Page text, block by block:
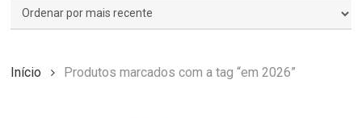
Início Produtos marcados com a tag “em 2026”